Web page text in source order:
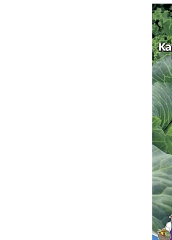
Грунты, дренаж, мульча
Декор для дома и сада
Ёмкости для рассады и
Картофель семенной
Комнатные горшечные